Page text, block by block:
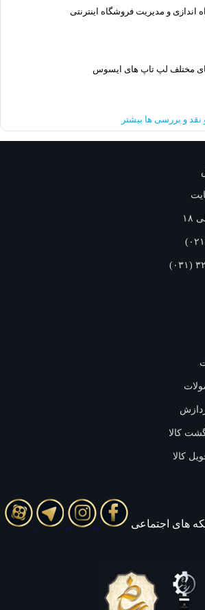
اندازی و مدیریت فروشگاه اینترنتی
مختلف لپ تاپ های ایسوس
و بررسی ها بیشتر
کالا
کالا
های اجتماعی